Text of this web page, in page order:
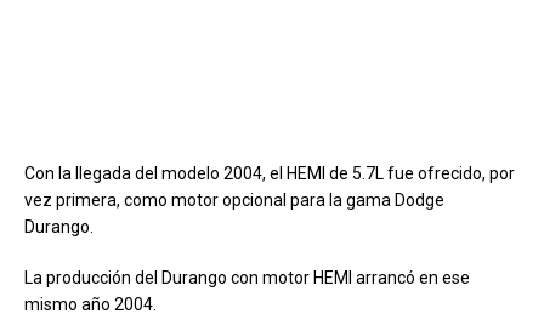
Con la llegada del modelo 2004, el HEMI de 5.7L fue ofrecido, por
vez primera, como motor opcional para la gama Dodge
Durango.
La producción del Durango con motor HEMI arrancó en ese
mismo año 2004.